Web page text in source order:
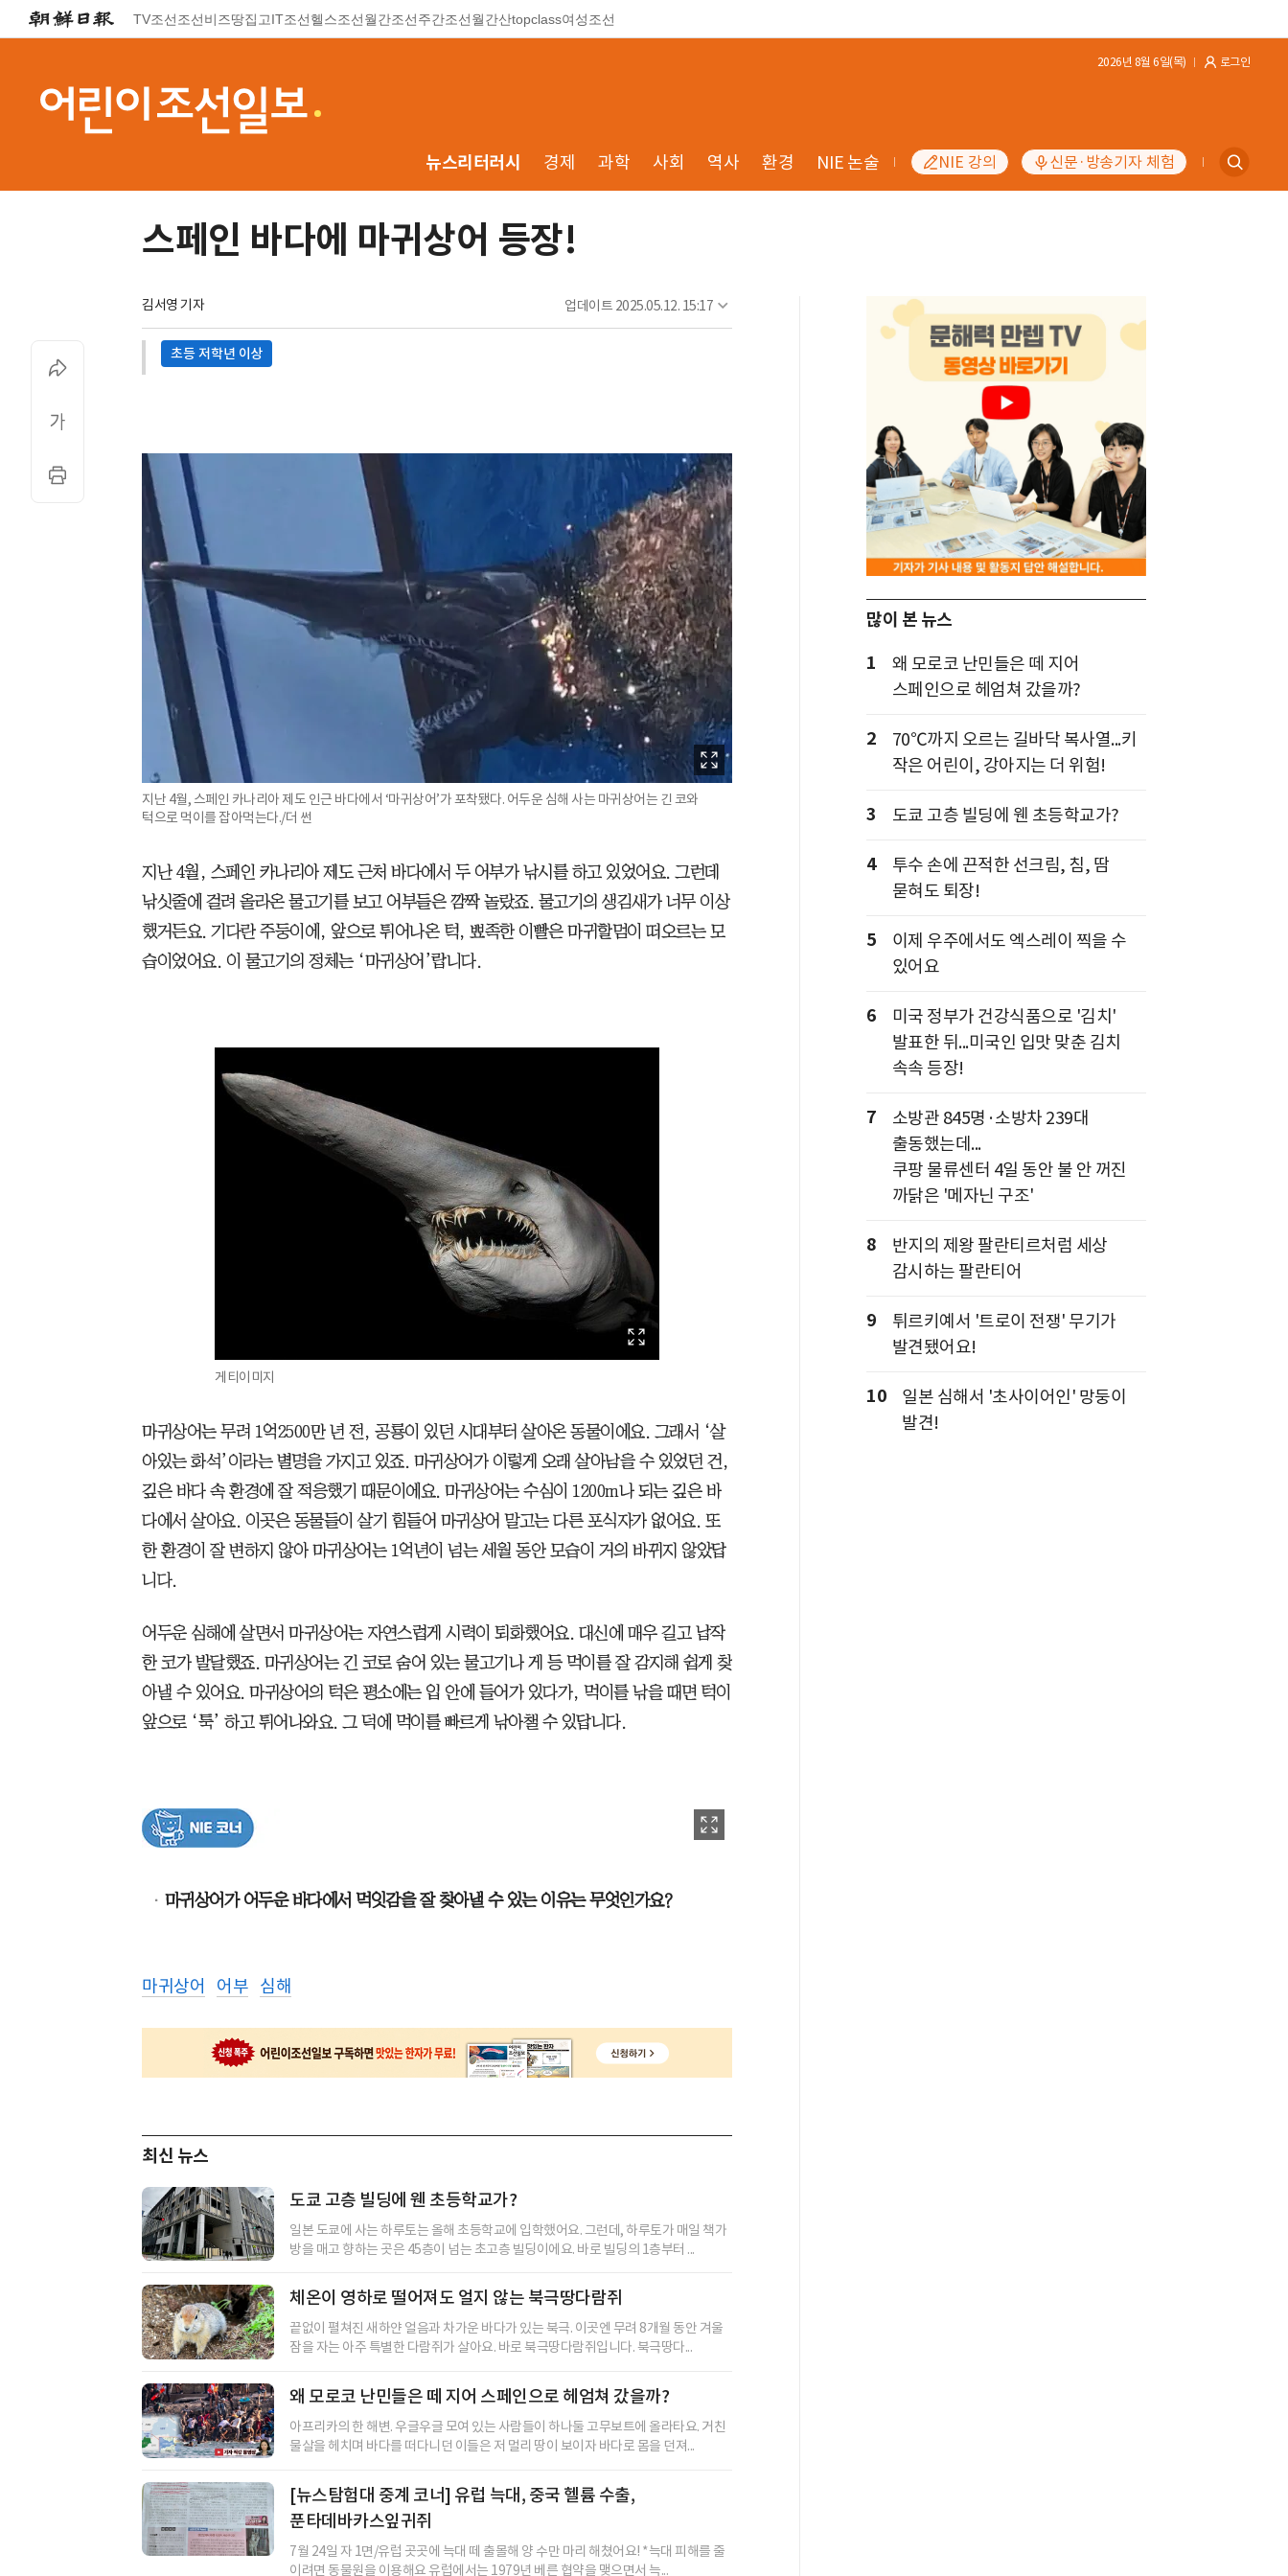
TV조선조선비즈땅집고IT조선헬스조선월간조선주간조선월간산topclass여성조선
2026년 8월 6일(목) 로그인
뉴스리터러시 경제 과학 사회 역사 환경 NIE 논술 NIE 강의 신문·방송기자 체험
스페인 바다에 마귀상어 등장!
김서영 기자 업데이트 2025.05.12. 15:17
초등 저학년 이상
지난 4월, 스페인 카나리아 제도 인근 바다에서 ‘마귀상어’가 포착됐다. 어두운 심해 사는 마귀상어는 긴 코와
턱으로 먹이를 잡아먹는다./더 썬
지난 4월, 스페인 카나리아 제도 근처 바다에서 두 어부가 낚시를 하고 있었어요. 그런데
낚싯줄에 걸려 올라온 물고기를 보고 어부들은 깜짝 놀랐죠. 물고기의 생김새가 너무 이상
했거든요. 기다란 주둥이에, 앞으로 튀어나온 턱, 뾰족한 이빨은 마귀할멈이 떠오르는 모
습이었어요. 이 물고기의 정체는 ‘마귀상어’랍니다.
게티이미지
마귀상어는 무려 1억2500만 년 전, 공룡이 있던 시대부터 살아온 동물이에요. 그래서 ‘살
아있는 화석’이라는 별명을 가지고 있죠. 마귀상어가 이렇게 오래 살아남을 수 있었던 건,
깊은 바다 속 환경에 잘 적응했기 때문이에요. 마귀상어는 수심이 1200m나 되는 깊은 바
다에서 살아요. 이곳은 동물들이 살기 힘들어 마귀상어 말고는 다른 포식자가 없어요. 또
한 환경이 잘 변하지 않아 마귀상어는 1억년이 넘는 세월 동안 모습이 거의 바뀌지 않았답
니다.
어두운 심해에 살면서 마귀상어는 자연스럽게 시력이 퇴화했어요. 대신에 매우 길고 납작
한 코가 발달했죠. 마귀상어는 긴 코로 숨어 있는 물고기나 게 등 먹이를 잘 감지해 쉽게 찾
아낼 수 있어요. 마귀상어의 턱은 평소에는 입 안에 들어가 있다가, 먹이를 낚을 때면 턱이
앞으로 ‘툭’ 하고 튀어나와요. 그 덕에 먹이를 빠르게 낚아챌 수 있답니다.
마귀상어가 어두운 바다에서 먹잇감을 잘 찾아낼 수 있는 이유는 무엇인가요?
마귀상어 어부 심해
최신 뉴스
도쿄 고층 빌딩에 웬 초등학교가?
일본 도쿄에 사는 하루토는 올해 초등학교에 입학했어요. 그런데, 하루토가 매일 책가
방을 매고 향하는 곳은 45층이 넘는 초고층 빌딩이에요. 바로 빌딩의 1층부터 ...
체온이 영하로 떨어져도 얼지 않는 북극땅다람쥐
끝없이 펼쳐진 새하얀 얼음과 차가운 바다가 있는 북극. 이곳엔 무려 8개월 동안 겨울
잠을 자는 아주 특별한 다람쥐가 살아요. 바로 북극땅다람쥐입니다. 북극땅다...
왜 모로코 난민들은 떼 지어 스페인으로 헤엄쳐 갔을까?
아프리카의 한 해변. 우글우글 모여 있는 사람들이 하나둘 고무보트에 올라타요. 거친
물살을 헤치며 바다를 떠다니던 이들은 저 멀리 땅이 보이자 바다로 몸을 던져...
[뉴스탐험대 중계 코너] 유럽 늑대, 중국 헬륨 수출,
푼타데바카스잎귀쥐
7월 24일 자 1면/유럽 곳곳에 늑대 떼 출몰해 양 수만 마리 해쳤어요! *늑대 피해를 줄
이려면 동물원을 이용해요 유럽에서는 1979년 베른 협약을 맺으면서 늑...
많이 본 뉴스
1
왜 모로코 난민들은 떼 지어
스페인으로 헤엄쳐 갔을까?
2
70℃까지 오르는 길바닥 복사열...키
작은 어린이, 강아지는 더 위험!
3 도쿄 고층 빌딩에 웬 초등학교가?
4
투수 손에 끈적한 선크림, 침, 땀
묻혀도 퇴장!
5
이제 우주에서도 엑스레이 찍을 수
있어요
6
미국 정부가 건강식품으로 '김치'
발표한 뒤...미국인 입맛 맞춘 김치
속속 등장!
7
소방관 845명·소방차 239대
출동했는데...
쿠팡 물류센터 4일 동안 불 안 꺼진
까닭은 '메자닌 구조'
8
반지의 제왕 팔란티르처럼 세상
감시하는 팔란티어
9
튀르키예서 '트로이 전쟁' 무기가
발견됐어요!
10
일본 심해서 '초사이어인' 망둥이
발견!